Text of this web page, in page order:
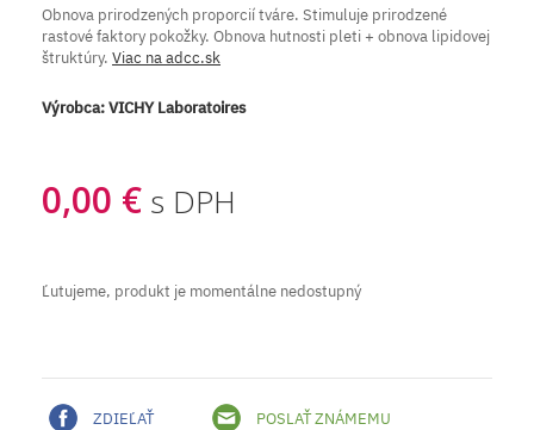
Obnova prirodzených proporcií tváre. Stimuluje prirodzené
rastové faktory pokožky. Obnova hutnosti pleti + obnova lipidovej
štruktúry. Viac na adcc.sk
Výrobca:VICHY Laboratoires
0,00 € s DPH
Ľutujeme, produkt je momentálne nedostupný
ZDIEĽAŤ POSLAŤ ZNÁMEMU